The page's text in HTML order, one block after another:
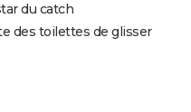
du catch
des toilettes de glisser